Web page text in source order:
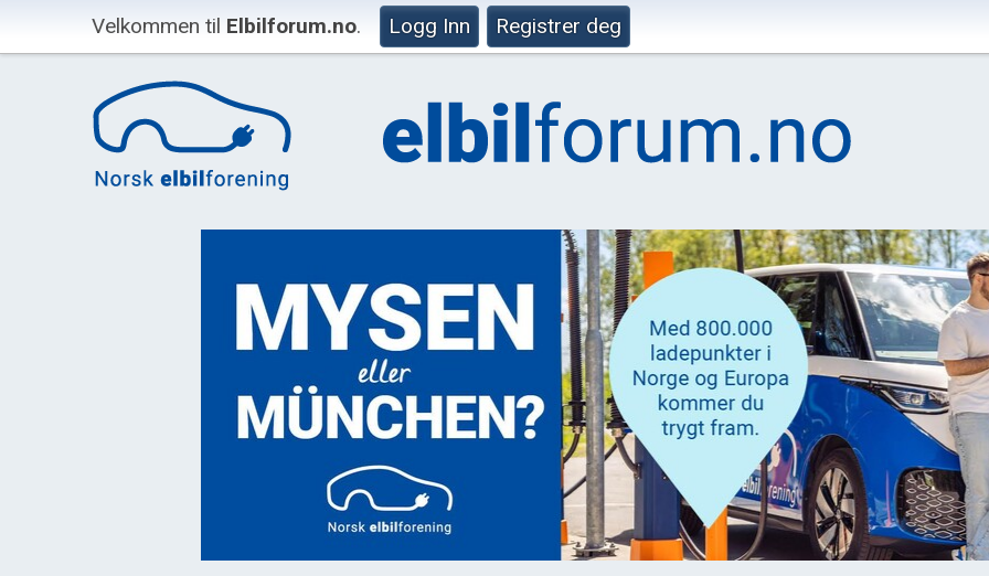
Velkommen til Elbilforum.no. Logg Inn Registrer deg